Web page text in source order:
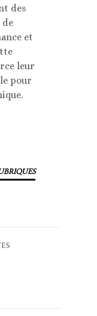
des
de
et
leur
pour